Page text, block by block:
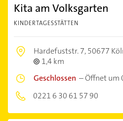
Kita am Volksgarten
KINDERTAGESSTÄTTEN
Hardefuststr. 7,50677
1,4 km
Geschlossen –Öffnet um
0221 6 30 61 57 90